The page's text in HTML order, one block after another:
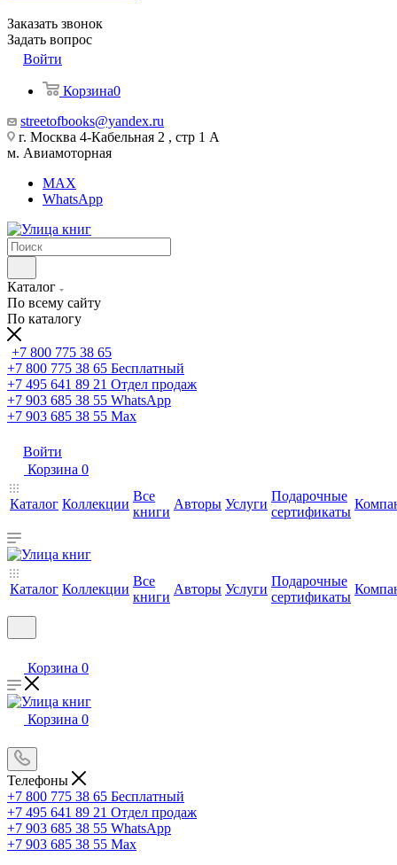
Заказать звонок
Задать вопрос
Войти
Корзина0
streetofbooks@yandex.ru
г. Москва 4-Кабельная 2 , стр 1 А
м. Авиамоторная
MAX
WhatsApp
Каталог
По всему сайту
По каталогу
+7 800 775 38 65
+7 800 775 38 65 Бесплатный
+7 495 641 89 21 Отдел продаж
+7 903 685 38 55 WhatsApp
+7 903 685 38 55 Max
Войти
Корзина 0
Каталог Коллекции
Все
книги
Авторы Услуги
Подарочные
сертификаты
Каталог Коллекции
Все
книги
Авторы Услуги
Подарочные
сертификаты
Корзина 0
Корзина 0
Телефоны
+7 800 775 38 65 Бесплатный
+7 495 641 89 21 Отдел продаж
+7 903 685 38 55 WhatsApp
+7 903 685 38 55 Max